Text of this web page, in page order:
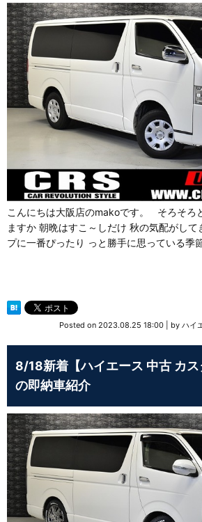
こんにちは大阪店のmakoです。 そろそろ
ますか 朝晩はすこ～しだけ 秋の気配がし
プに一番ぴったり っと勝手に思っている
Posted on 2023.08.25 18:00 by ハイ
8/18新着【ハイエース 中古 カ
の即納車紹介